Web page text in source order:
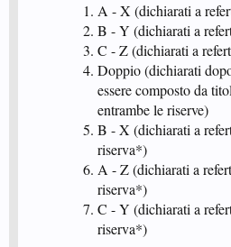
A - X (dichiarati a
B - Y (dichiarati a
C - Z (dichiarati a
Doppio (dichiarati
essere composto da
entrambe le riserve)
B - X (dichiarati a
riserva*)
A - Z (dichiarati a
riserva*)
C - Y (dichiarati a
riserva*)